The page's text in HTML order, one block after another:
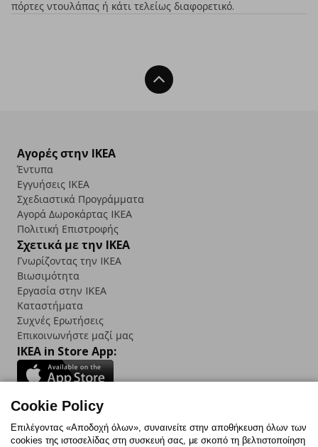
πόρτες ντουλάπας ή κάτι τελείως διαφορετικό.
Back To Top
Αγορές στην IKEA
Έντυπα
Εγγυήσεις IKEA
Σχεδιαστικά Προγράμματα
Αγορά Δωρoκάρτας IKEA
Πολιτική Επιστροφής
Σχετικά με την IKEA
Γνωρίζοντας την IKEA
Βιωσιμότητα
Εργασία στην IKEA
Καταστήματα
Συχνές Ερωτήσεις
Επικοινωνήστε μαζί μας
IKEA in Store App:
Follow us:
Cookie Policy
Επιλέγοντας «Αποδοχή όλων», συναινείτε στην αποθήκευση όλων των
cookies της ιστοσελίδας στη συσκευή σας, με σκοπό τη βελτιστοποίηση